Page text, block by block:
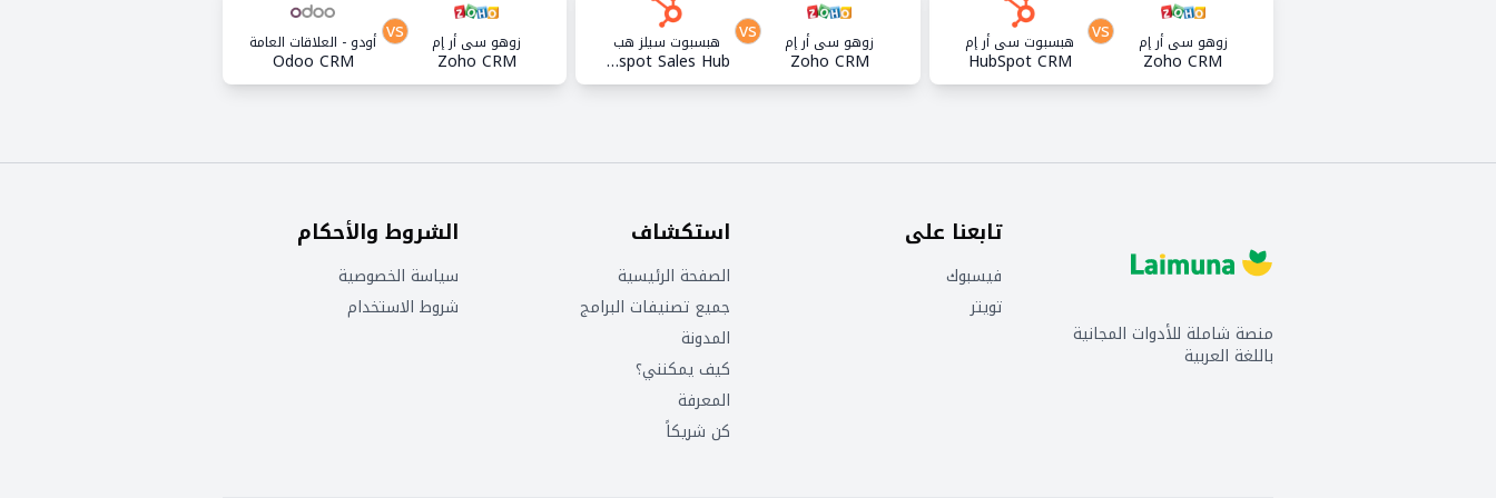
زوهو سي أر إم
Zoho CRM
هبسبوت سي أر إم
HubSpot CRM
vs زوهو سي أر إم
Zoho CRM
هبسبوت سيلز هب
Hubspot Sales Hub™
vs زوهو سي أر إم
Zoho CRM
أودو - العلاقات العامة
Odoo CRM
vs
منصة شاملة للأدوات المجانية
باللغة العربية
تابعنا على
فيسبوك
تويتر
استكشاف
الصفحة الرئيسية
جميع تصنيفات البرامج
المدونة
كيف يمكنني؟
المعرفة
كن شريكاً
الشروط والأحكام
سياسة الخصوصية
شروط الاستخدام